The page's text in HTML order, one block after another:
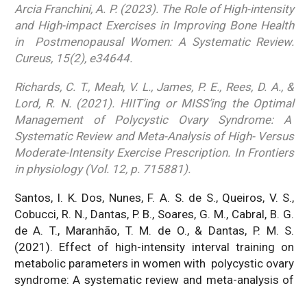
Arcia Franchini, A. P. (2023). The Role of High-intensity
and High-impact Exercises in Improving Bone Health
in Postmenopausal Women: A Systematic Review.
Cureus, 15(2), e34644.
Richards, C. T., Meah, V. L., James, P. E., Rees, D. A., &
Lord, R. N. (2021). HIIT’ing or MISS’ing the Optimal
Management of Polycystic Ovary Syndrome: A
Systematic Review and Meta-Analysis of High- Versus
Moderate-Intensity Exercise Prescription. In Frontiers
in physiology (Vol. 12, p. 715881).
Santos, I. K. Dos, Nunes, F. A. S. de S., Queiros, V. S.,
Cobucci, R. N., Dantas, P. B., Soares, G. M., Cabral, B. G.
de A. T., Maranhão, T. M. de O., & Dantas, P. M. S.
(2021). Effect of high-intensity interval training on
metabolic parameters in women with polycystic ovary
syndrome: A systematic review and meta-analysis of